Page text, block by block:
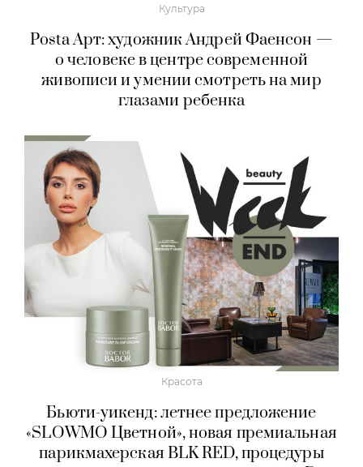
Культура
Posta Арт: художник Андрей Фаенсон —
о человеке в центре современной
живописи и умении смотреть на мир
глазами ребенка
Красота
Бьюти-уикенд: летнее предложение
«SLOWMO Цветной», новая премиальная
парикмахерская BLK RED, процедуры